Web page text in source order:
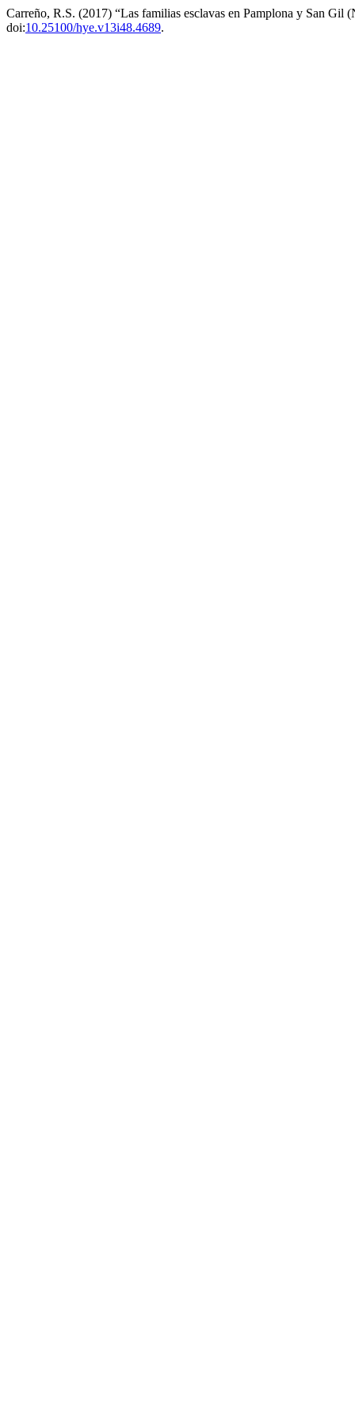
Carreño, R.S. (2017) “Las familias esclavas en Pamplona y San Gil
doi:10.25100/hye.v13i48.4689.